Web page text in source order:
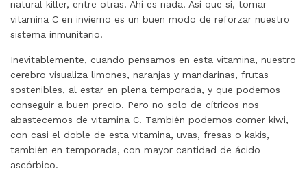
natural killer, entre otras. Ahí es nada. Así que sí, tomar
vitamina C en invierno es un buen modo de reforzar nuestro
sistema inmunitario.
Inevitablemente, cuando pensamos en esta vitamina, nuestro
cerebro visualiza limones, naranjas y mandarinas, frutas
sostenibles, al estar en plena temporada, y que podemos
conseguir a buen precio. Pero no solo de cítricos nos
abastecemos de vitamina C. También podemos comer kiwi,
con casi el doble de esta vitamina, uvas, fresas o kakis,
también en temporada, con mayor cantidad de ácido
ascórbico.